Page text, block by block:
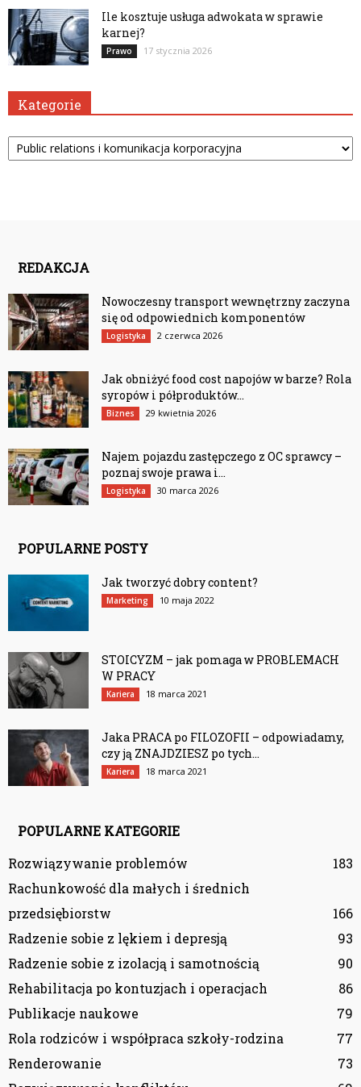
Ile kosztuje usługa adwokata w sprawie
karnej?
Prawo 17 stycznia 2026
Kategorie
Kategorie
REDAKCJA
Nowoczesny transport wewnętrzny zaczyna
się od odpowiednich komponentów
Logistyka 2 czerwca 2026
Jak obniżyć food cost napojów w barze? Rola
syropów i półproduktów...
Biznes 29 kwietnia 2026
Najem pojazdu zastępczego z OC sprawcy –
poznaj swoje prawa i...
Logistyka 30 marca 2026
POPULARNE POSTY
Jak tworzyć dobry content?
Marketing 10 maja 2022
STOICYZM – jak pomaga w PROBLEMACH
W PRACY
Kariera 18 marca 2021
Jaka PRACA po FILOZOFII – odpowiadamy,
czy ją ZNAJDZIESZ po tych...
Kariera 18 marca 2021
POPULARNE KATEGORIE
Rozwiązywanie problemów
183
Rachunkowość dla małych i średnich
przedsiębiorstw
166
Radzenie sobie z lękiem i depresją
93
Radzenie sobie z izolacją i samotnością
90
Rehabilitacja po kontuzjach i operacjach
86
Publikacje naukowe
79
Rola rodziców i współpraca szkoły-rodzina
77
Renderowanie
73